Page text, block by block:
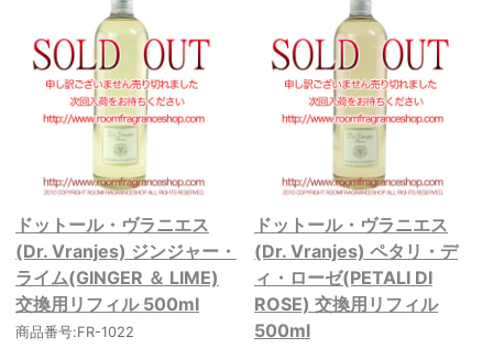
ドットール・ヴラニエス
(Dr. Vranjes) ジンジャー・
ライム(GINGER ＆ LIME)
交換用リフィル 500ml
商品番号:FR-1022
ドットール・ヴラニエス
(Dr. Vranjes) ペタリ・デ
ィ・ローゼ(PETALI DI
ROSE) 交換用リフィル
500ml